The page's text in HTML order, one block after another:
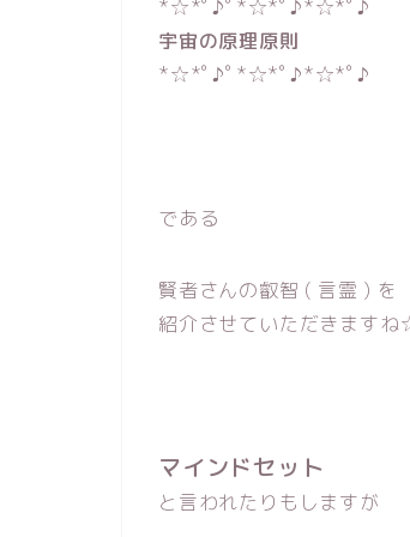
*☆*ﾟ♪ﾟ*☆*ﾟ♪*☆*ﾟ♪
宇宙の原理原則
*☆*ﾟ♪ﾟ*☆*ﾟ♪*☆*ﾟ♪
である
賢者さんの叡智 ( 言霊 ) を
紹介させていただきます
マインドセット
と言われたりもしますが